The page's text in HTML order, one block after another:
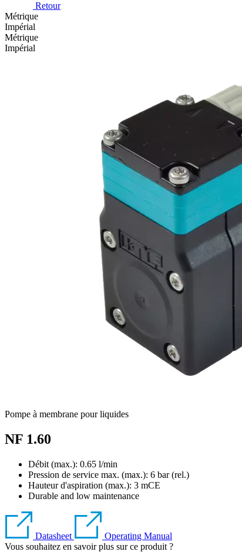
Retour
Métrique
Impérial
Métrique
Impérial
Pompe à membrane pour liquides
NF 1.60
Débit (max.): 0.65 l/min
Pression de service max. (max.): 6 bar (rel.)
Hauteur d'aspiration (max.): 3 mCE
Durable and low maintenance
Datasheet
Operating Manual
Vous souhaitez en savoir plus sur ce produit ?